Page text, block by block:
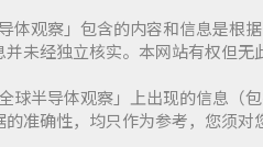
体观察」包含的内容和信息是根
未经独立核实。本网站有权但
球半导体观察」上出现的信息（
准确性，均只作为参考，您须